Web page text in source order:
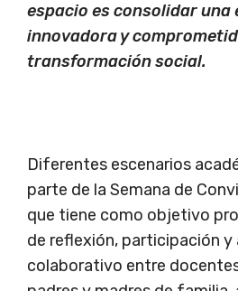
espacio es consolidar una
innovadora y
transformación social.
Diferentes escenarios
parte de la Semana de
que tiene como objetivo
de reflexión, participación y
colaborativo entre